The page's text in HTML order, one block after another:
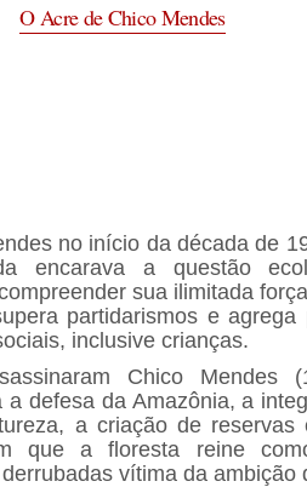
O Acre de Chico Mendes
no início da década de
encarava a questão
sua ilimitada
partidarismos e agrega
inclusive crianças.
Chico Mendes
a defesa da Amazônia, a
a criação de reservas
que a floresta reine
vítima da ambição